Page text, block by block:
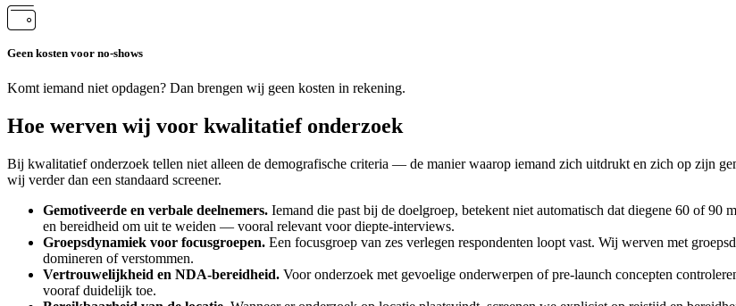
Geen kosten voor no-shows
Komt iemand niet opdagen? Dan brengen wij geen kosten in rekening.
Hoe werven wij voor kwalitatief onderzoek
Bij kwalitatief onderzoek tellen niet alleen de demografische criteria — de manier waarop iemand zich uitdrukt en zich op zijn
wij verder dan een standaard screener.
Gemotiveerde en verbale deelnemers. Iemand die past bij de doelgroep, betekent niet automatisch dat diegene 60 of
en bereidheid om uit te weiden — vooral relevant voor diepte-interviews.
Groepsdynamiek voor focusgroepen. Een focusgroep van zes verlegen respondenten loopt vast. Wij werven met
domineren of verstommen.
Vertrouwelijkheid en NDA-bereidheid. Voor onderzoek met gevoelige onderwerpen of pre-launch concepten
vooraf duidelijk toe.